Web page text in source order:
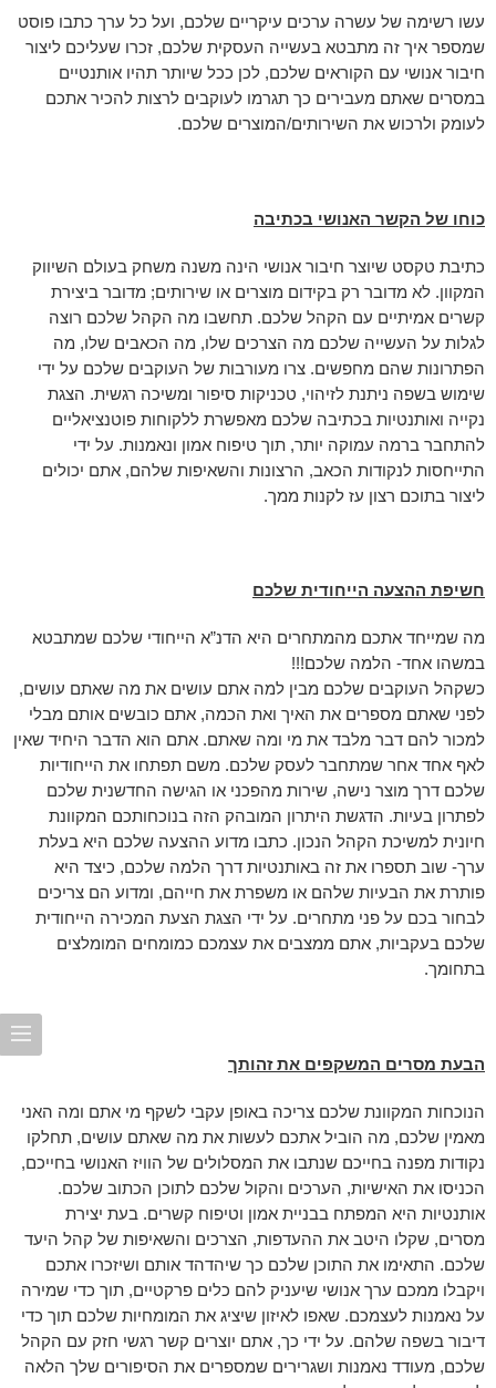
עשו רשימה של עשרה ערכים עיקריים שלכם, ועל כל ערך כתבו פוסט
שמספר איך זה מתבטא בעשייה העסקית שלכם, זכרו שעליכם ליצור
חיבור אנושי עם הקוראים שלכם, לכן ככל שיותר תהיו אותנטיים
במסרים שאתם מעבירים כך תגרמו לעוקבים לרצות להכיר אתכם
לעומק ולרכוש את השירותים/המוצרים שלכם.
כוחו של הקשר האנושי בכתיבה
כתיבת טקסט שיוצר חיבור אנושי הינה משנה משחק בעולם השיווק
המקוון. לא מדובר רק בקידום מוצרים או שירותים; מדובר ביצירת
קשרים אמיתיים עם הקהל שלכם. תחשבו מה הקהל שלכם רוצה
לגלות על העשייה שלכם מה הצרכים שלו, מה הכאבים שלו, מה
הפתרונות שהם מחפשים. צרו מעורבות של העוקבים שלכם על ידי
שימוש בשפה ניתנת לזיהוי, טכניקות סיפור ומשיכה רגשית. הצגת
נקייה ואותנטיות בכתיבה שלכם מאפשרת ללקוחות פוטנציאליים
להתחבר ברמה עמוקה יותר, תוך טיפוח אמון ונאמנות. על ידי
התייחסות לנקודות הכאב, הרצונות והשאיפות שלהם, אתם יכולים
ליצור בתוכם רצון עז לקנות ממך.
חשיפת ההצעה הייחודית שלכם
מה שמייחד אתכם מהמתחרים היא הדנ”א הייחודי שלכם שמתבטא
במשהו אחד- הלמה שלכם!!!
כשקהל העוקבים שלכם מבין למה אתם עושים את מה שאתם עושים,
לפני שאתם מספרים את האיך ואת הכמה, אתם כובשים אותם מבלי
למכור להם דבר מלבד את מי ומה שאתם. אתם הוא הדבר היחיד שאין
לאף אחד אחר שמתחבר לעסק שלכם. משם תפתחו את הייחודיות
שלכם דרך מוצר נישה, שירות מהפכני או הגישה החדשנית שלכם
לפתרון בעיות. הדגשת היתרון המובהק הזה בנוכחותכם המקוונת
חיונית למשיכת הקהל הנכון. כתבו מדוע ההצעה שלכם היא בעלת
ערך- שוב תספרו את זה באותנטיות דרך הלמה שלכם, כיצד היא
פותרת את הבעיות שלהם או משפרת את חייהם, ומדוע הם צריכים
לבחור בכם על פני מתחרים. על ידי הצגת הצעת המכירה הייחודית
שלכם בעקביות, אתם ממצבים את עצמכם כמומחים המומלצים
בתחומך.
הבעת מסרים המשקפים את זהותך
הנוכחות המקוונת שלכם צריכה באופן עקבי לשקף מי אתם ומה האני
מאמין שלכם, מה הוביל אתכם לעשות את מה שאתם עושים, תחלקו
נקודות מפנה בחייכם שנתבו את המסלולים של הוויז האנושי בחייכם,
הכניסו את האישיות, הערכים והקול שלכם לתוכן הכתוב שלכם.
אותנטיות היא המפתח בבניית אמון וטיפוח קשרים. בעת יצירת
מסרים, שקלו היטב את ההעדפות, הצרכים והשאיפות של קהל היעד
שלכם. התאימו את התוכן שלכם כך שיהדהד אותם ושיזכרו אתכם
ויקבלו ממכם ערך אנושי שיעניק להם כלים פרקטיים, תוך כדי שמירה
על נאמנות לעצמכם. שאפו לאיזון שיציג את המומחיות שלכם תוך כדי
דיבור בשפה שלהם. על ידי כך, אתם יוצרים קשר רגשי חזק עם הקהל
שלכם, מעודד נאמנות ושגרירים שמספרים את הסיפורים שלך הלאה